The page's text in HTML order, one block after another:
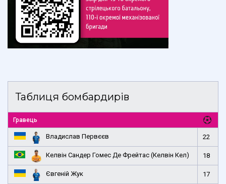
Таблиця бомбардирів
Гравець
Владислав Первєєв 22
Келвін Сандер Гомес Де Фрейтас (Келвін Кел) 18
Євгеній Жук 17